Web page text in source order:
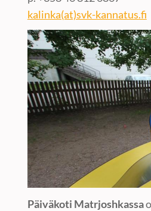
kalinka(at)svk-kannatus.fi
Päiväkoti Matrjoshkassa